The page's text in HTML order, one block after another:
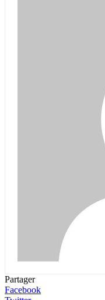
Partager
Facebook